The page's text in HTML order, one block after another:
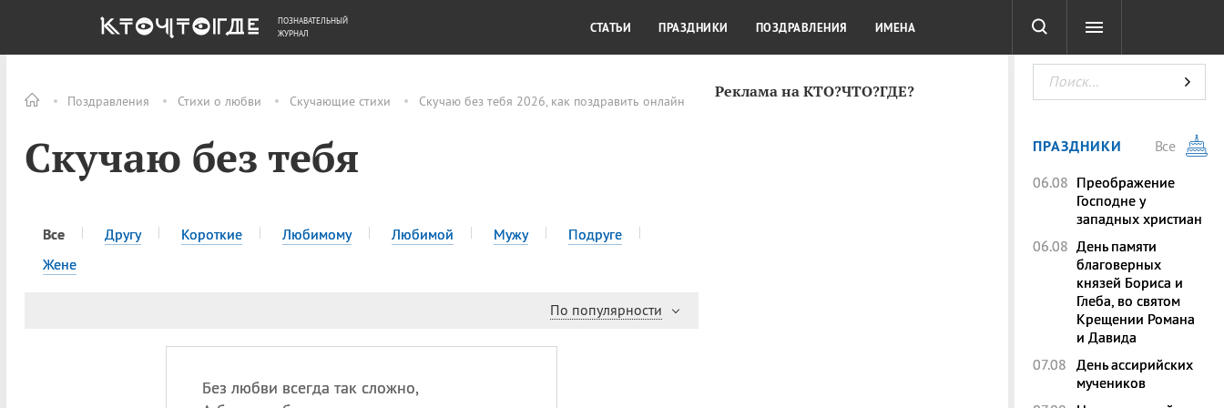
Поздравления Стихи о любви Скучающие стихи Скучаю без тебя 2026, как поздравить онлайн
Скучаю без тебя
Все Другу Короткие Любимому Любимой Мужу
Подруге
Жене
По популярности
Без любви всегда так сложно,
Реклама на КТО?ЧТО?ГДЕ?
ОБЩЕСТВО ДЕНЬГИ КУЛЬТУРА КРАСОТА ТЕСТЫ
ПОЗНАВАТЕЛЬНЫЙ
ЖУРНАЛ
СТАТЬИ ПРАЗДНИКИ ПОЗДРАВЛЕНИЯ ИМЕНА
ПРАЗДНИКИ
Все
06.08 Преображение
Господне у
западных христиан
06.08 День памяти
благоверных
князей Бориса и
Глеба, во святом
Крещении Романа
и Давида
07.08 День ассирийских
мучеников